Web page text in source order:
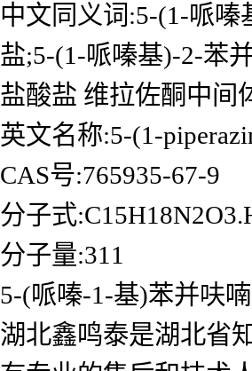
中文同义词:5-(1-哌
盐;5-(1-哌嗪基)-2-苯
盐酸盐 维拉佐酮中间
英文名称:5-(1-
CAS号:765935-67-9
分子式
分子量:311
5-(哌嗪-1-基)苯并呋
湖北鑫鸣泰是湖北省